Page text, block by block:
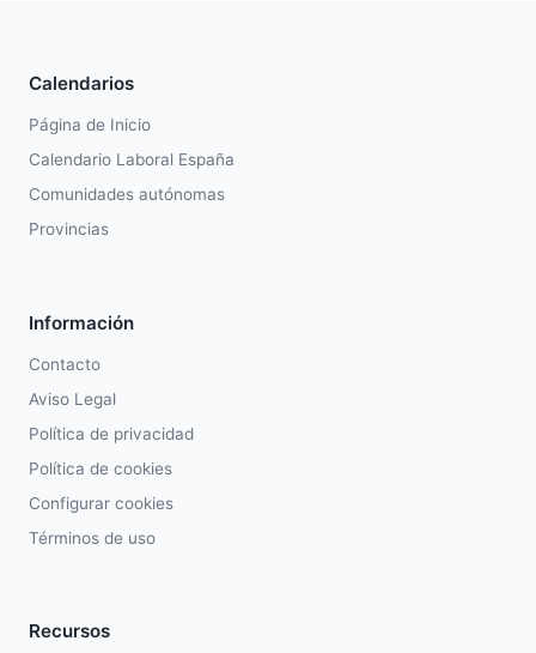
Calendarios
Página de Inicio
Calendario Laboral España
Comunidades autónomas
Provincias
Información
Contacto
Aviso Legal
Política de privacidad
Política de cookies
Configurar cookies
Términos de uso
Recursos